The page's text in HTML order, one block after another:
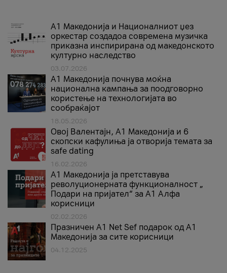
А1 Македонија и Националниот џез
оркестар создадоа современа музичка
приказна инспирирана од македонското
културно наследство
03.07.2026
A1 Македонија почнува моќна
национална кампања за поодговорно
користење на технологијата во
сообраќајот
18.05.2026
Овој Валентајн, A1 Македонија и 6
скопски кафулиња ја отворија темата за
safe dating
16.02.2026
А1 Македонија ја претставува
револуционерната функционалност „
Подари на пријател“ за А1 Алфа
корисници
02.02.2026
Празничен A1 Net Sеf подарок од А1
Македонија за сите корисници
04.12.2025